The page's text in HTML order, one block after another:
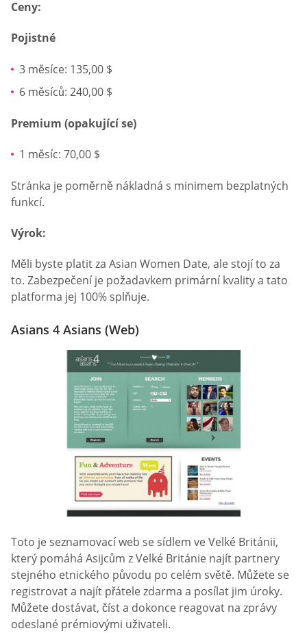
Ceny:
Pojistné
3 měsíce: 135,00 $
6 měsíců: 240,00 $
Premium (opakující se)
1 měsíc: 70,00 $
Stránka je poměrně nákladná s minimem bezplatných
funkcí.
Výrok:
Měli byste platit za Asian Women Date, ale stojí to za
to. Zabezpečení je požadavkem primární kvality a tato
platforma jej 100% splňuje.
Asians 4 Asians (Web)
Toto je seznamovací web se sídlem ve Velké Británii,
který pomáhá Asijcům z Velké Británie najít partnery
stejného etnického původu po celém světě. Můžete se
registrovat a najít přátele zdarma a posílat jim úroky.
Můžete dostávat, číst a dokonce reagovat na zprávy
odeslané prémiovými uživateli.